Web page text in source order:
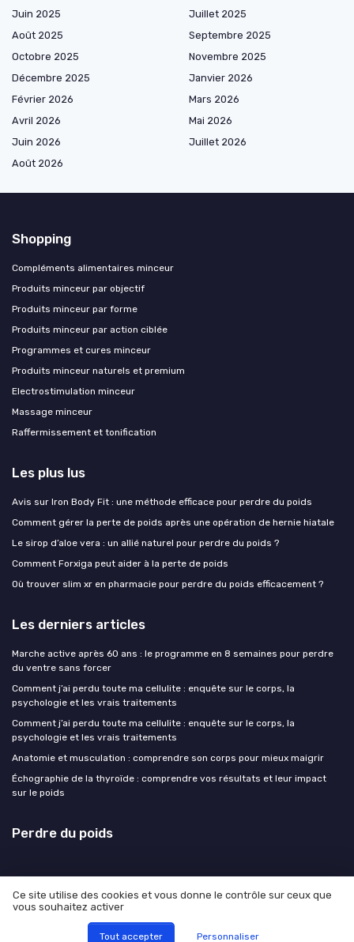
Juin 2025
Juillet 2025
Août 2025
Septembre 2025
Octobre 2025
Novembre 2025
Décembre 2025
Janvier 2026
Février 2026
Mars 2026
Avril 2026
Mai 2026
Juin 2026
Juillet 2026
Août 2026
Shopping
Compléments alimentaires minceur
Produits minceur par objectif
Produits minceur par forme
Produits minceur par action ciblée
Programmes et cures minceur
Produits minceur naturels et premium
Electrostimulation minceur
Massage minceur
Raffermissement et tonification
Les plus lus
Avis sur Iron Body Fit : une méthode efficace pour perdre du poids
Comment gérer la perte de poids après une opération de hernie hiatale
Le sirop d’aloe vera : un allié naturel pour perdre du poids ?
Comment Forxiga peut aider à la perte de poids
Où trouver slim xr en pharmacie pour perdre du poids efficacement ?
Les derniers articles
Marche active après 60 ans : le programme en 8 semaines pour perdre
du ventre sans forcer
Comment j’ai perdu toute ma cellulite : enquête sur le corps, la
psychologie et les vrais traitements
Comment j’ai perdu toute ma cellulite : enquête sur le corps, la
psychologie et les vrais traitements
Anatomie et musculation : comprendre son corps pour mieux maigrir
Échographie de la thyroïde : comprendre vos résultats et leur impact
sur le poids
Perdre du poids
Mentions légales
© Perdre du poids 2026
Ce site utilise des cookies et vous donne le contrôle sur ceux que
vous souhaitez activer
Tout accepter Personnaliser